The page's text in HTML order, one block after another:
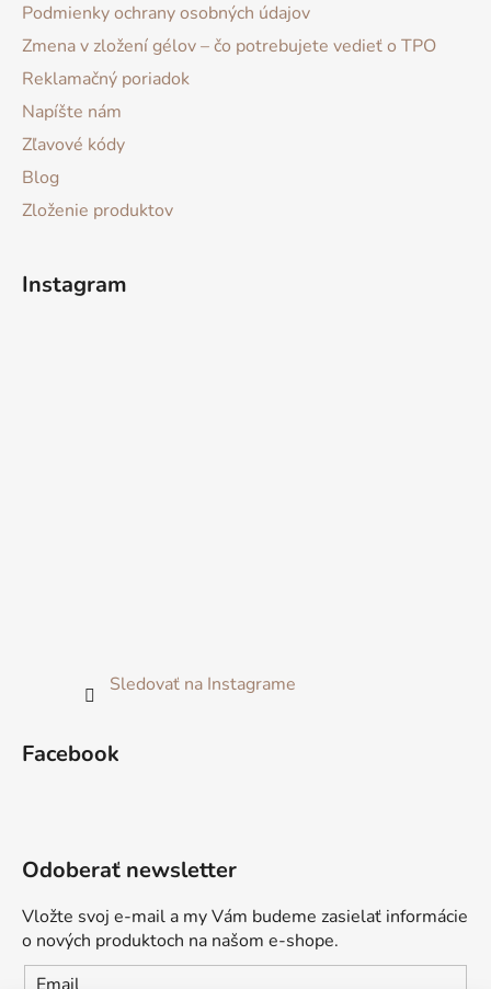
Podmienky ochrany osobných údajov
Zmena v zložení gélov – čo potrebujete vedieť o TPO
Reklamačný poriadok
Napíšte nám
Zľavové kódy
Blog
Zloženie produktov
Instagram
Sledovať na Instagrame
Facebook
Odoberať newsletter
Vložte svoj e-mail a my Vám budeme zasielať informácie
o nových produktoch na našom e-shope.